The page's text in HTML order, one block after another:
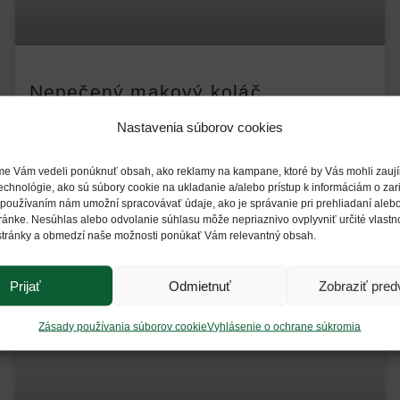
Nastavenia súborov cookies
Vám vedeli ponúknuť obsah, ako reklamy na kampane, ktoré by Vás mohli
ako sú súbory cookie na ukladanie a/alebo prístup k informáciám o
nám umožní spracovávať údaje, ako je správanie pri prehliadaní
Nesúhlas alebo odvolanie súhlasu môže nepriaznivo ovplyvniť určité
a obmedzí naše možnosti ponúkať Vám relevantný obsah.
Prijať Odmietnuť Zobraziť
Zásady používania súborov cookieVyhlásenie o ochrane súkromia
Nepečený makový koláč
30 ml agáve sirupu 30 g strúhaného kokosu škorica voda 3. V mixéri
banánu, škoricu a rozmixujeme na
POZRIEŤ »